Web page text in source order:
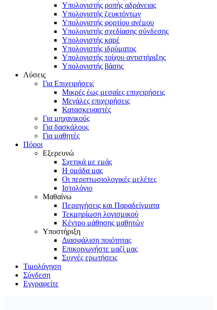
Υπολογιστής ροπής αδράνειας
Υπολογιστής ζευκτόντων
Υπολογιστής φορτίου ανέμου
Υπολογιστής σχεδίασης σύνδεσης
Υπολογιστής καρέ
Υπολογιστής ιδρύματος
Υπολογιστής τοίχου αντιστήριξης
Υπολογιστής βάσης
Λύσεις
Για Επιχειρήσεις
Μικρές έως μεσαίες επιχειρήσεις
Μεγάλες επιχειρήσεις
Κατασκευαστές
Για μηχανικούς
Για δασκάλους
Για μαθητές
Πόροι
Εξερευνώ
Σχετικά με εμάς
Η ομάδα μας
Οι περιπτωσιολογικές μελέτες
Ιστολόγιο
Μαθαίνω
Περιηγήσεις και Παραδείγματα
Τεκμηρίωση λογισμικού
Κέντρο μάθησης μαθητών
Υποστήριξη
Διασφάλιση ποιότητας
Επικοινωνήστε μαζί μας
Συχνές ερωτήσεις
Τιμολόγηση
Σύνδεση
Εγγραφείτε